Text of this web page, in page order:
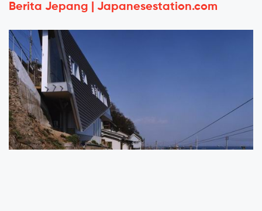
Berita Jepang | Japanesestation.com